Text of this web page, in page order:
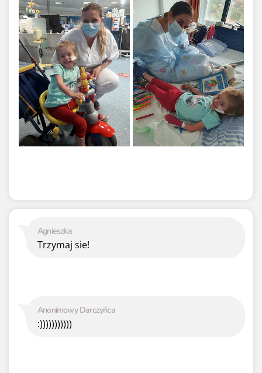
Anonimowy Darczyńca
:)))))))))))
Agnieszka
Trzymaj sie!